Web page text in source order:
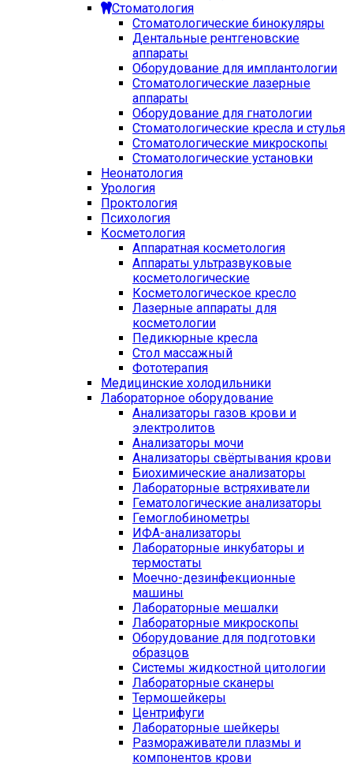
Стоматология
Стоматологические бинокуляры
Дентальные рентгеновские
аппараты
Оборудование для имплантологии
Стоматологические лазерные
аппараты
Оборудование для гнатологии
Стоматологические кресла и стулья
Стоматологические микроскопы
Стоматологические установки
Неонатология
Урология
Проктология
Психология
Косметология
Аппаратная косметология
Аппараты ультразвуковые
косметологические
Косметологическое кресло
Лазерные аппараты для
косметологии
Педикюрные кресла
Стол массажный
Фототерапия
Медицинские холодильники
Лабораторное оборудование
Анализаторы газов крови и
электролитов
Анализаторы мочи
Анализаторы свёртывания крови
Биохимические анализаторы
Лабораторные встряхиватели
Гематологические анализаторы
Гемоглобинометры
ИФА-анализаторы
Лабораторные инкубаторы и
термостаты
Моечно-дезинфекционные
машины
Лабораторные мешалки
Лабораторные микроскопы
Оборудование для подготовки
образцов
Системы жидкостной цитологии
Лабораторные сканеры
Термошейкеры
Центрифуги
Лабораторные шейкеры
Размораживатели плазмы и
компонентов крови